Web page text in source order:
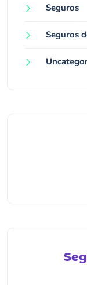
Seguros
Seguros